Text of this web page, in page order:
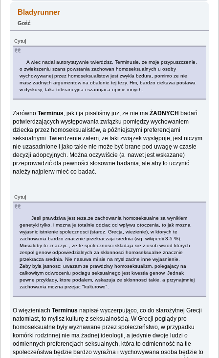
Bladyrunner
Gość
Cytuj
A wiec nadal autorytatywnie twierdzisz, Terminusie, ze moje przypuszczenie,
o zwiekszeniu szans powstania zachowan homoseksualnych u osoby
wychowywanej przez homoseksualistow jest zwykla bzdura, pomimo ze nie
masz zadnych argumentow na obalenie tej tezy. Hm, bardzo ciekawa postawa
w dyskusji, taka tolerancyjna i szanujaca opinie innych.
ZarównoTerminus, jak i ja pisaliśmy już, że nie maŻADNYCH badań
potwierdzających występowania związku pomiędzy wychowaniem
dziecka przez homoseksualistów, a późniejszymi preferencjami
seksualnymi. Twierdzenie zatem, że taki związek występuje, jest niczym
nie uzasadnione i jako takie nie może być brane pod uwagę w czasie
decyzji adopcyjnych. Można oczywiście (a nawet jest wskazane)
przeprowadzić dla pewności stosowne badania, ale aby to uczynić
należy najpierw mieć co badać.
Cytuj
Jesli prawdziwa jest teza,ze zachowania homoseksualne sa wynikiem
genetyki tylko, i mozna je totalnie odciac od wplywu otoczenia, to jak mozna
wyjasnic istnienie spolecznosci (staroz. Grecja, wiezienie), w ktorych te
zachowania bardzo znacznie przekraczaja srednia (wg. wikipedii 3-5 %).
Musialoby to znaczyc , ze te spolecznosci skladaja sie z osob wsrod ktorych
zespol genow odpowiedzialnych za sklonnosci homoseksualne znacznie
przekracza srednia. Nie nasuwa mi sie na mysl zadne inne wyjasnienie.
Zeby byla jasnosc; uwazam ze prawdziwy homoseksualizm, polegajacy na
calkowitym odwroceniu pociagu seksualnego jest kwestia genow. Jednak
pewne przyklady, ktore podalem, wskazuja ze sklonnosci takie, a przynajmniej
zachowania mozna przejac "kulturowo".
O więzieniachTerminus napisał wyczerpująco, co do starożytnej Grecji
natomiast, to mylisz kulturę z seksualnością. W Grecji poglądy pro
homoseksualne były wyznawane przez społeczeństwo, w przypadku
komórki rodzinnej nie ma żadnej ideologii, a jedynie dwoje ludzi o
odmiennych preferencjach seksualnych, która to odmienność na tle
społeczeństwa będzie bardzo wyraźna i wychowywana osoba będzie to